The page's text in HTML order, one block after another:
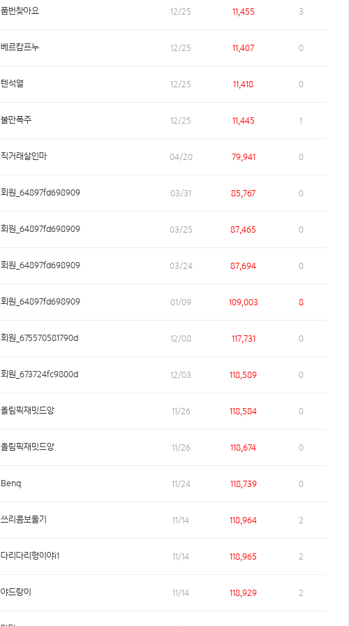
품번찾아요 12/25 11,455 3
베르캄프누 12/25 11,407 0
텐석열 12/25 11,418 0
불만폭주 12/25 11,445 1
직거래살인마 04/20 79,941 0
회원_64897fd698909 03/31 85,767 0
회원_64897fd698909 03/25 87,465 0
회원_64897fd698909 03/24 87,694 0
회원_64897fd698909 01/09 109,003 8
회원_675570581790d 12/08 117,731 0
회원_673724fc9800d 12/03 118,589 0
올림픽재밋드앙 11/26 118,584 0
올림픽재밋드앙 11/26 118,674 0
Benq 11/24 118,739 0
쓰리콤보둘기 11/14 118,964 2
다리다리형이야i1 11/14 118,965 2
야드랑이 11/14 118,929 2